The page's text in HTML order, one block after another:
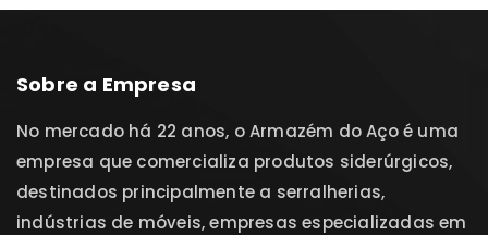
Sobre a Empresa
No mercado há 22 anos, o Armazém do Aço é uma
empresa que comercializa produtos siderúrgicos,
destinados principalmente a serralherias,
indústrias de móveis, empresas especializadas em